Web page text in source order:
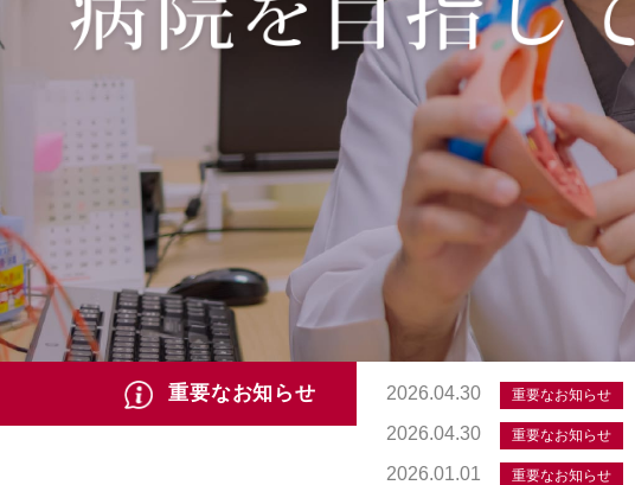
重要なお知らせ 2026.04.30 重要なお知らせ
2026.04.30
重要なお知らせ
2026.01.01
重要なお知らせ